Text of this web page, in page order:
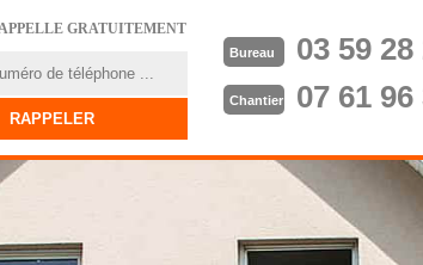
GRATUITEMENT
Bureau 03 59 28
Chantier 07 61 96